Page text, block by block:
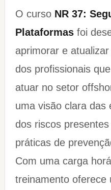
O curso NR 37:
Plataformas foi
aprimorar e
dos profissionais
atuar no setor
uma visão clara das
dos riscos
práticas de
Com uma carga
treinamento oferece